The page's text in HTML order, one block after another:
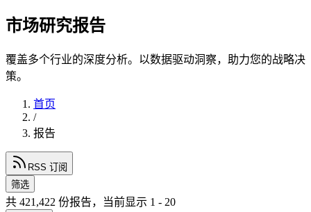
市场研究报告
覆盖多个行业的深度分析。以数据驱动洞察，助力您的战略决
策。
首页
/
报告
RSS 订阅
筛选
共 421,422 份报告，当前显示 1 - 20